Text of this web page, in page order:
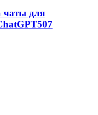
чаты для
507